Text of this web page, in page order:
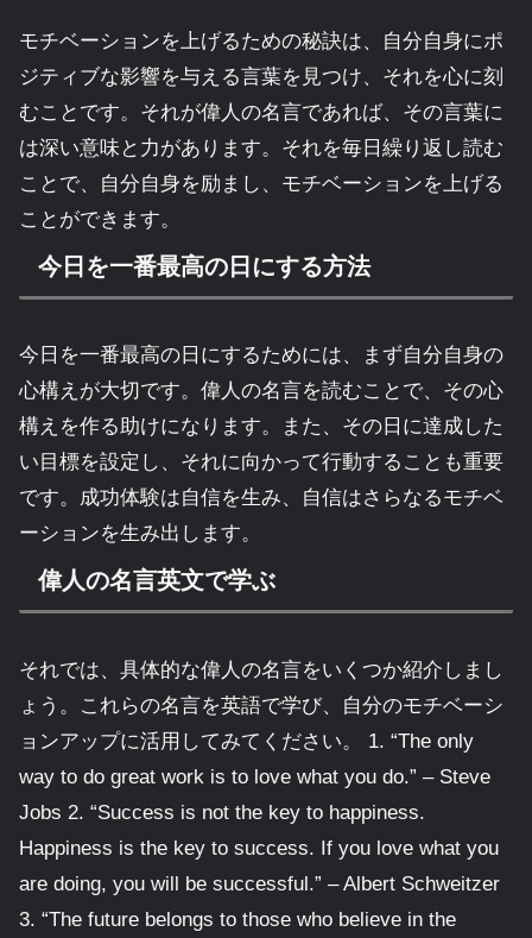
モチベーションを上げるための秘訣は、自分自身にポ
ジティブな影響を与える言葉を見つけ、それを心に刻
むことです。それが偉人の名言であれば、その言葉に
は深い意味と力があります。それを毎日繰り返し読む
ことで、自分自身を励まし、モチベーションを上げる
ことができます。
今日を一番最高の日にする方法
今日を一番最高の日にするためには、まず自分自身の
心構えが大切です。偉人の名言を読むことで、その心
構えを作る助けになります。また、その日に達成した
い目標を設定し、それに向かって行動することも重要
です。成功体験は自信を生み、自信はさらなるモチベ
ーションを生み出します。
偉人の名言英文で学ぶ
それでは、具体的な偉人の名言をいくつか紹介しまし
ょう。これらの名言を英語で学び、自分のモチベーシ
ョンアップに活用してみてください。 1. “The only
way to do great work is to love what you do.” – Steve
Jobs 2. “Success is not the key to happiness.
Happiness is the key to success. If you love what you
are doing, you will be successful.” – Albert Schweitzer
3. “The future belongs to those who believe in the